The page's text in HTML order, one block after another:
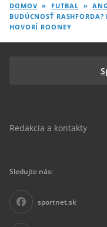
DOMOV » FUTBAL »
BUDÚCNOSŤ
HOVORÍ ROONEY
Redakcia a kontakty
Sledujte nás:
sportnet.sk